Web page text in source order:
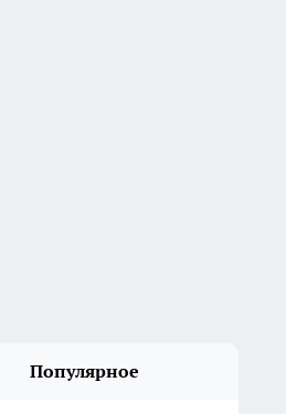
Популярное